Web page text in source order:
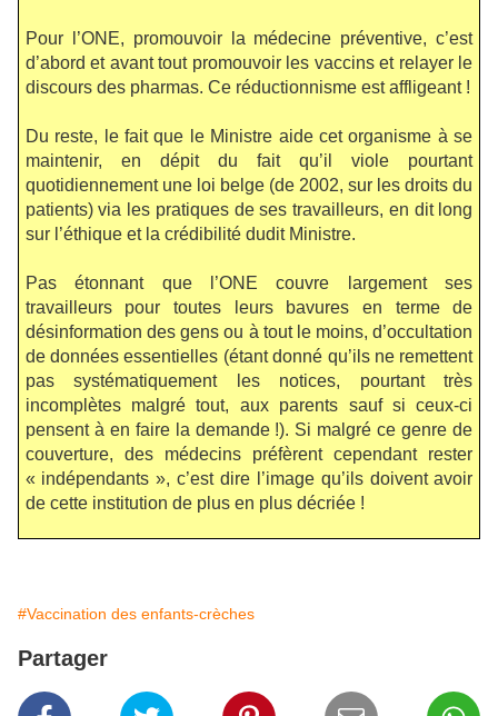
Pour l’ONE, promouvoir la médecine préventive, c’est
d’abord et avant tout promouvoir les vaccins et relayer le
discours des pharmas. Ce réductionnisme est affligeant !
Du reste, le fait que le Ministre aide cet organisme à se
maintenir, en dépit du fait qu’il viole pourtant
quotidiennement une loi belge (de 2002, sur les droits du
patients) via les pratiques de ses travailleurs, en dit long
sur l’éthique et la crédibilité dudit Ministre.
Pas étonnant que l’ONE couvre largement ses
travailleurs pour toutes leurs bavures en terme de
désinformation des gens ou à tout le moins, d’occultation
de données essentielles (étant donné qu’ils ne remettent
pas systématiquement les notices, pourtant très
incomplètes malgré tout, aux parents sauf si ceux-ci
pensent à en faire la demande !). Si malgré ce genre de
couverture, des médecins préfèrent cependant rester
« indépendants », c’est dire l’image qu’ils doivent avoir
de cette institution de plus en plus décriée !
#Vaccination des enfants-crèches
Partager